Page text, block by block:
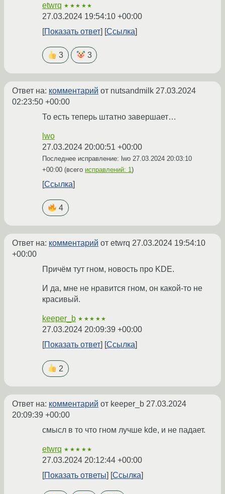
etwrq ★★★★★
27.03.2024 19:54:10 +00:00
Показать ответ
Ссылка
3 3
Ответ на: комментарий от nutsandmilk 27.03.2024
02:23:50 +00:00
То есть теперь штатно завершает…
lwo
27.03.2024 20:00:51 +00:00
Последнее исправление: lwo 27.03.2024 20:03:10
+00:00 (всего исправлений: 1)
Ссылка
4
Ответ на: комментарий от etwrq 27.03.2024 19:54:10
+00:00
Причём тут гном, новость про KDE.
И да, мне не нравится гном, он какой-то не
красивый.
keeper_b ★★★★★
27.03.2024 20:09:39 +00:00
Показать ответ
Ссылка
2
Ответ на: комментарий от keeper_b 27.03.2024
20:09:39 +00:00
смысл в то что гном лучше kde, и не падает.
etwrq ★★★★★
27.03.2024 20:12:44 +00:00
Показать ответы
Ссылка